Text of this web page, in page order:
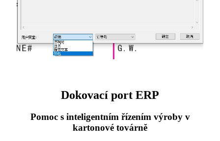
Dokovací port ERP
Pomoc s inteligentním řízením výroby v
kartonové továrně